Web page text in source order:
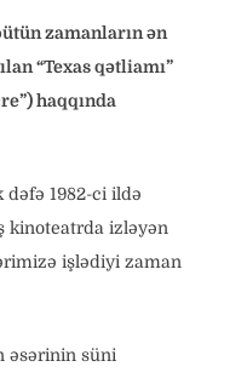
zamanların ən
“Texas qətliamı”
haqqında
1982-ci ildə
kinoteatrda izləyən
işlədiyi zaman
əsərinin süni